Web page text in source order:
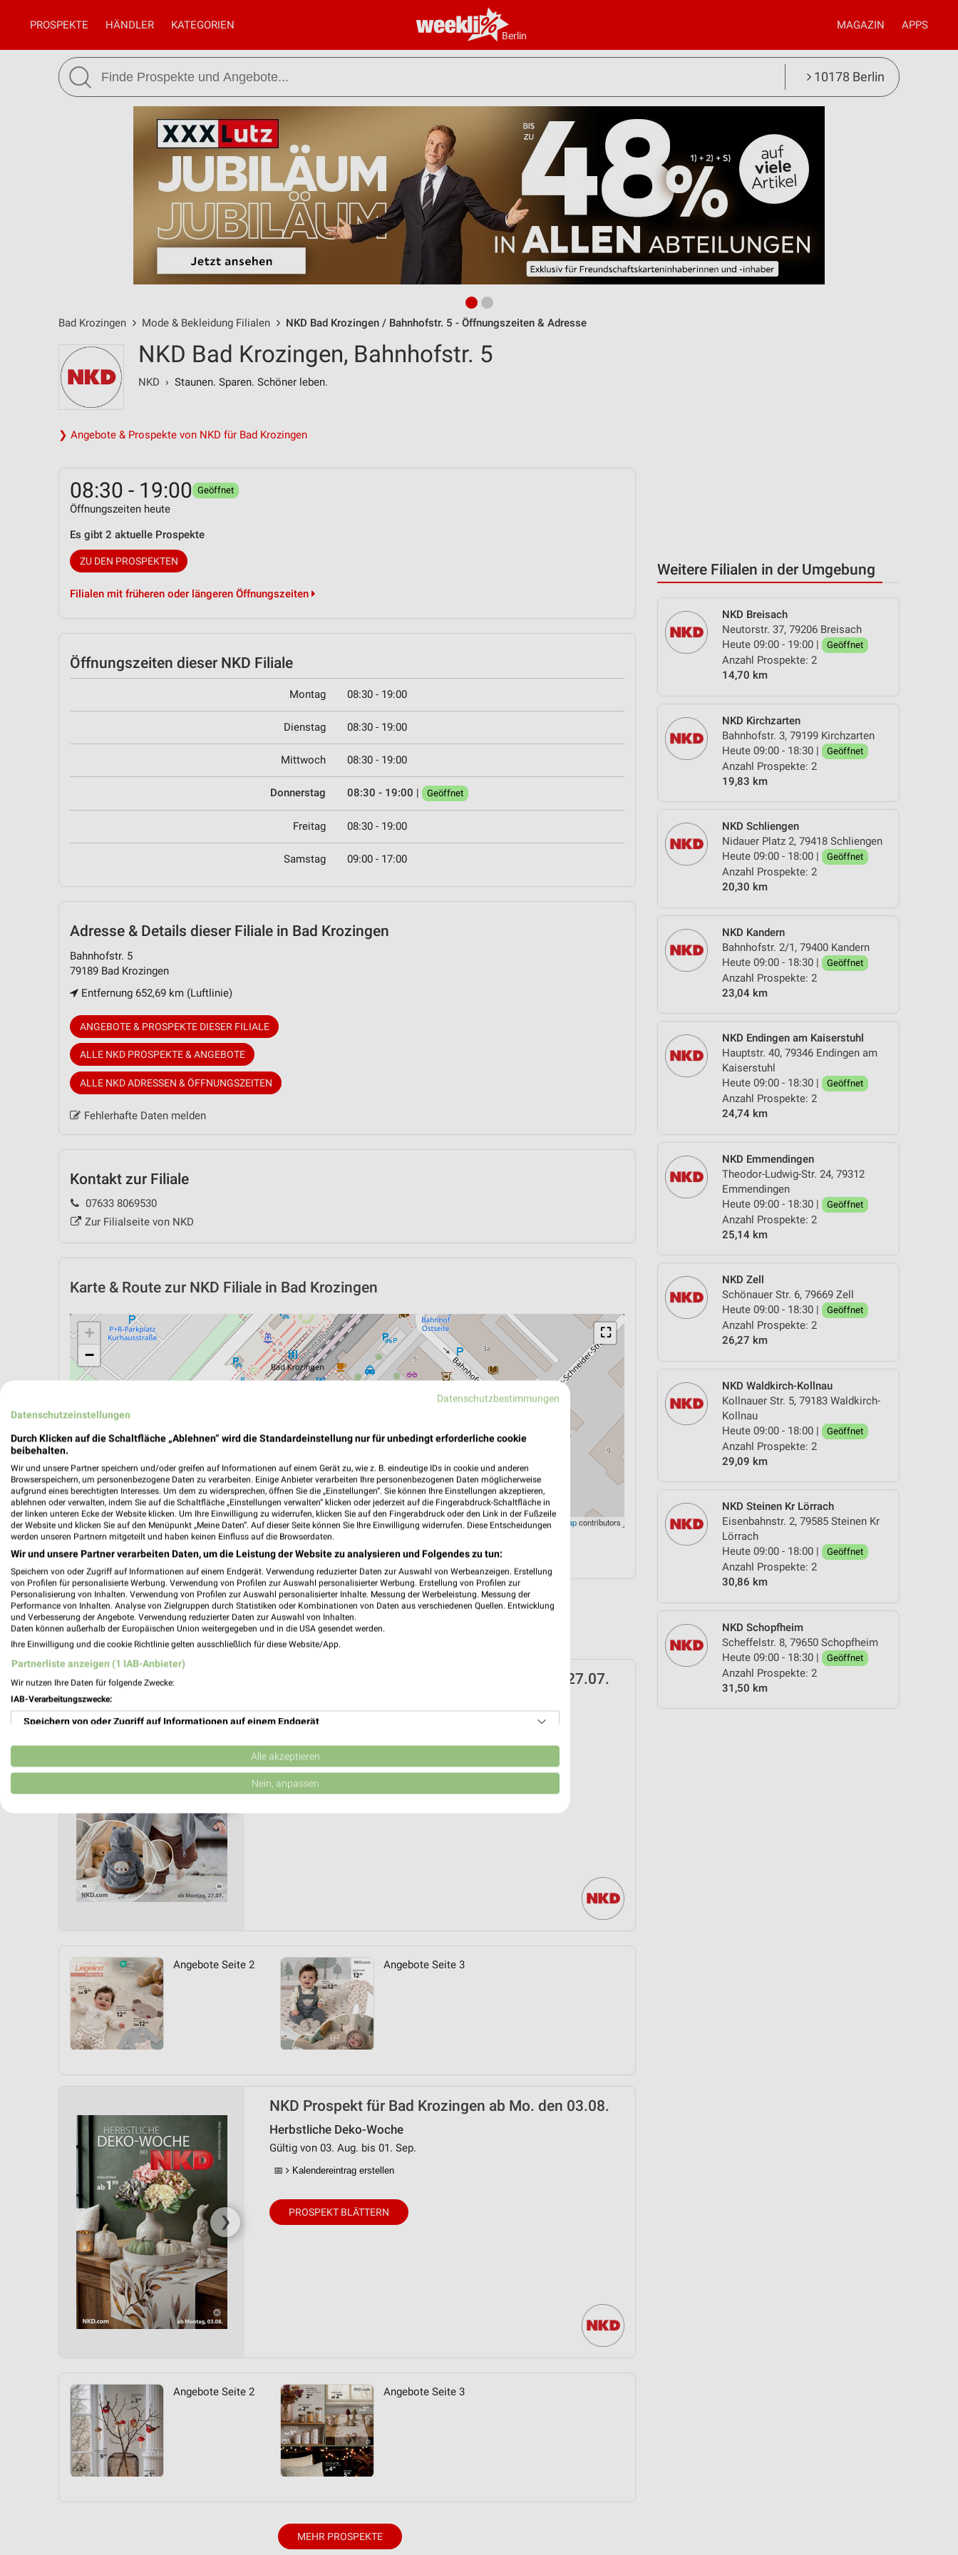
Berlin
PROSPEKTE HÄNDLER KATEGORIEN MAGAZIN APPS
10178 Berlin
Bad Krozingen Mode & Bekleidung Filialen NKD Bad Krozingen / Bahnhofstr. 5 - Öffnungszeiten & Adresse
Weitere Filialen in der Umgebung
NKD Breisach
Neutorstr. 37, 79206 Breisach
Heute 09:00 - 19:00 |
Geöffnet
Anzahl Prospekte: 2
14,70 km
NKD Kirchzarten
Bahnhofstr. 3, 79199 Kirchzarten
Heute 09:00 - 18:30 |
Geöffnet
Anzahl Prospekte: 2
19,83 km
NKD Schliengen
Nidauer Platz 2, 79418 Schliengen
Heute 09:00 - 18:00 |
Geöffnet
Anzahl Prospekte: 2
20,30 km
NKD Kandern
Bahnhofstr. 2/1, 79400 Kandern
Heute 09:00 - 18:30 |
Geöffnet
Anzahl Prospekte: 2
23,04 km
NKD Endingen am Kaiserstuhl
Hauptstr. 40, 79346 Endingen am
Kaiserstuhl
Heute 09:00 - 18:30 |
Geöffnet
Anzahl Prospekte: 2
24,74 km
NKD Emmendingen
Theodor-Ludwig-Str. 24, 79312
Emmendingen
Heute 09:00 - 18:30 |
Geöffnet
Anzahl Prospekte: 2
25,14 km
NKD Zell
Schönauer Str. 6, 79669 Zell
Heute 09:00 - 18:30 |
Geöffnet
Anzahl Prospekte: 2
26,27 km
NKD Waldkirch-Kollnau
Kollnauer Str. 5, 79183 Waldkirch-
Kollnau
Heute 09:00 - 18:00 |
Geöffnet
Anzahl Prospekte: 2
29,09 km
NKD Steinen Kr Lörrach
Eisenbahnstr. 2, 79585 Steinen Kr
Lörrach
Heute 09:00 - 18:00 |
Geöffnet
Anzahl Prospekte: 2
30,86 km
NKD Schopfheim
Scheffelstr. 8, 79650 Schopfheim
Heute 09:00 - 18:30 |
Geöffnet
Anzahl Prospekte: 2
31,50 km
NKD Bad Krozingen, Bahnhofstr. 5
NKD › Staunen. Sparen. Schöner leben.
❯ Angebote & Prospekte von NKD für Bad Krozingen
08:30 - 19:00 Geöffnet
Öffnungszeiten heute
Es gibt 2 aktuelle Prospekte
ZU DEN PROSPEKTEN
Filialen mit früheren oder längeren Öffnungszeiten
Öffnungszeiten dieser NKD Filiale
Montag 08:30 - 19:00
Dienstag 08:30 - 19:00
Mittwoch 08:30 - 19:00
Donnerstag 08:30 - 19:00 | Geöffnet
Freitag 08:30 - 19:00
Samstag 09:00 - 17:00
Adresse & Details dieser Filiale in Bad Krozingen
Bahnhofstr. 5
79189 Bad Krozingen
Entfernung 652,69 km (Luftlinie)
ANGEBOTE & PROSPEKTE DIESER FILIALE
ALLE NKD PROSPEKTE & ANGEBOTE
ALLE NKD ADRESSEN & ÖFFNUNGSZEITEN
Fehlerhafte Daten melden
Kontakt zur Filiale
07633 8069530
Zur Filialseite von NKD
Karte & Route zur NKD Filiale in Bad Krozingen
⛶
+
−
Leaflet|©OpenStreetMapcontributors
ÖPNV ANZEIGEN LADESÄULEN ANZEIGEN NAVIGATION MIT GOOGLE/IOS MAPS
Aktuelle Angebote in dieser Filiale
Anzahl Prospekte: 2
Letztes Prospektupdate: vor 9 Tagen
❯
NKD Prospekt für Bad Krozingen ab Mo. den 27.07.
Gültig von 27. Jul. bis 01. Okt.
📅 Kalendereintrag erstellen
PROSPEKT BLÄTTERN
Angebote Seite 2 Angebote Seite 3
❯
NKD Prospekt für Bad Krozingen ab Mo. den 03.08.
Herbstliche Deko-Woche
Gültig von 03. Aug. bis 01. Sep.
📅 Kalendereintrag erstellen
PROSPEKT BLÄTTERN
Angebote Seite 2 Angebote Seite 3
MEHR PROSPEKTE
Datenschutzbestimmungen
Datenschutzeinstellungen
Durch Klicken auf die Schaltfläche „Ablehnen“ wird die Standardeinstellung nur für unbedingt erforderliche cookie
beibehalten.
Wir und unsere Partner speichern und/oder greifen auf Informationen auf einem Gerät zu, wie z. B. eindeutige IDs in cookie und anderen
Browserspeichern, um personenbezogene Daten zu verarbeiten. Einige Anbieter verarbeiten Ihre personenbezogenen Daten möglicherweise
aufgrund eines berechtigten Interesses. Um dem zu widersprechen, öffnen Sie die „Einstellungen“. Sie können Ihre Einstellungen akzeptieren,
ablehnen oder verwalten, indem Sie auf die Schaltfläche „Einstellungen verwalten“ klicken oder jederzeit auf die Fingerabdruck-Schaltfläche in
der linken unteren Ecke der Website klicken. Um Ihre Einwilligung zu widerrufen, klicken Sie auf den Fingerabdruck oder den Link in der Fußzeile
der Website und klicken Sie auf den Menüpunkt „Meine Daten“. Auf dieser Seite können Sie Ihre Einwilligung widerrufen. Diese Entscheidungen
werden unseren Partnern mitgeteilt und haben keinen Einfluss auf die Browserdaten.
Wir und unsere Partner verarbeiten Daten, um die Leistung der Website zu analysieren und Folgendes zu tun:
Speichern von oder Zugriff auf Informationen auf einem Endgerät. Verwendung reduzierter Daten zur Auswahl von Werbeanzeigen. Erstellung
von Profilen für personalisierte Werbung. Verwendung von Profilen zur Auswahl personalisierter Werbung. Erstellung von Profilen zur
Personalisierung von Inhalten. Verwendung von Profilen zur Auswahl personalisierter Inhalte. Messung der Werbeleistung. Messung der
Performance von Inhalten. Analyse von Zielgruppen durch Statistiken oder Kombinationen von Daten aus verschiedenen Quellen. Entwicklung
und Verbesserung der Angebote. Verwendung reduzierter Daten zur Auswahl von Inhalten.
Daten können außerhalb der Europäischen Union weitergegeben und in die USA gesendet werden.
Ihre Einwilligung und die cookie Richtlinie gelten ausschließlich für diese Website/App.
Partnerliste anzeigen (1 IAB-Anbieter)
Wir nutzen Ihre Daten für folgende Zwecke:
IAB-Verarbeitungszwecke:
Speichern von oder Zugriff auf Informationen auf einem Endgerät
Verwendung reduzierter Daten zur Auswahl von Werbeanzeigen
Erstellung von Profilen für personalisierte Werbung
Erstellung von Profilen zur Personalisierung von Inhalten
Verwendung von Profilen zur Auswahl personalisierter Inhalte
Messung der Werbeleistung
Analyse von Zielgruppen durch Statistiken oder Kombinationen von Daten aus verschiedenen
Entwicklung und Verbesserung der Angebote
Verwendung reduzierter Daten zur Auswahl von Inhalten
IAB-Besonderheiten:
Geräte anhand von aktiv angeforderten Informationen identifizieren
Alle akzeptieren
Nein, anpassen